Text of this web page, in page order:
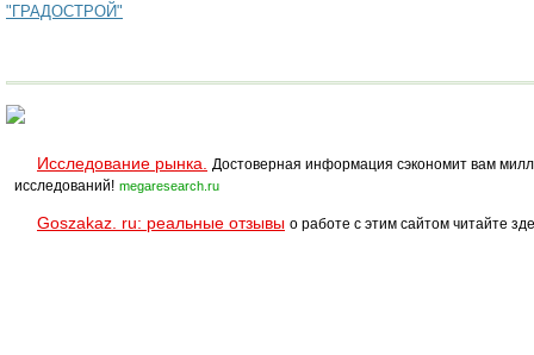
"ГРАДОСТРОЙ"
Исследование рынка.
Достоверная информация сэкономит вам
исследований! megaresearch.ru
Goszakaz. ru: реальные отзывы о работе с этим сайтом читайте